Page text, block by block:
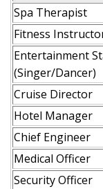
Spa Therapist
Fitness
Entertainment
(Singer/Dancer)
Cruise Director
Hotel Manager
Chief Engineer
Medical Officer
Security Officer